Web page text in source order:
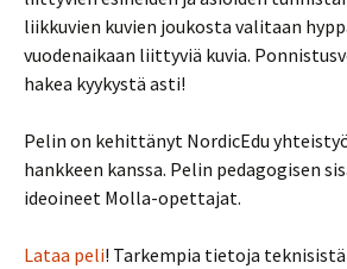
liikkuvien kuvien joukosta valitaan
vuodenaikaan liittyviä kuvia.
hakea kyykystä asti!
Pelin on kehittänyt NordicEdu
hankkeen kanssa. Pelin pedagogisen
ideoineet Molla-opettajat.
Lataa peli! Tarkempia tietoja